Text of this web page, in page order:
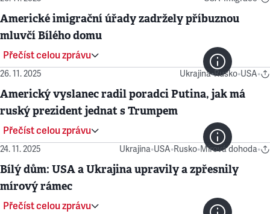
Americké imigrační úřady zadržely příbuznou
mluvčí Bílého domu
Přečíst celou zprávu
26. 11. 2025 Ukrajina•Rusko•USA•
Americký vyslanec radil poradci Putina, jak má
ruský prezident jednat s Trumpem
Přečíst celou zprávu
24. 11. 2025 Ukrajina•USA•Rusko•Mírová dohoda•
Bílý dům: USA a Ukrajina upravily a zpřesnily
mírový rámec
Přečíst celou zprávu